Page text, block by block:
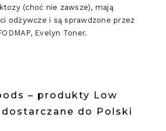
(choć nie zawsze), mają
odżywcze i są sprawdzone przez
Evelyn Toner.
– produkty Low
dostarczane do Polski